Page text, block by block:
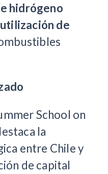
hidrógeno
de
School on
la
entre Chile y
de capital